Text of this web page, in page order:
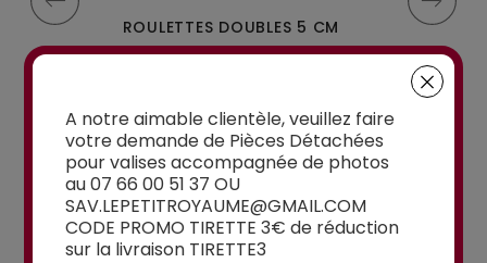
A-35
À 4...
ROULETTES DOUBLES 5 CM
POUR VALISES RIGIDES...
à partir de
15,00€
ROULETTES
OU W110
à partir de
15,00€
A notre aimable clientèle, veuillez faire
votre demande de Pièces Détachées
pour valises accompagnée de photos
au 07 66 00 51 37 OU
SAV.LEPETITROYAUME@GMAIL.COM
CODE PROMO TIRETTE 3€ de réduction
sur la livraison TIRETTE3